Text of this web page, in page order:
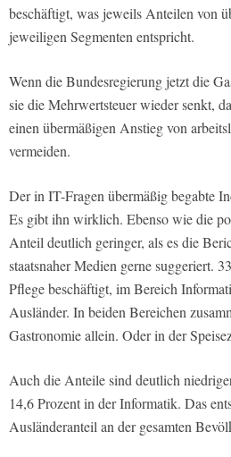
beschäftigt, was jeweils Anteilen von
jeweiligen Segmenten entspricht.
Wenn die Bundesregierung jetzt die
sie die Mehrwertsteuer wieder senkt,
einen übermäßigen Anstieg von
vermeiden.
Der in IT-Fragen übermäßig begabte
Es gibt ihn wirklich. Ebenso wie die
Anteil deutlich geringer, als es die
staatsnaher Medien gerne suggeriert.
Pflege beschäftigt, im Bereich
Ausländer. In beiden Bereichen
Gastronomie allein. Oder in der
Auch die Anteile sind deutlich
14,6 Prozent in der Informatik. Das
Ausländeranteil an der gesamten